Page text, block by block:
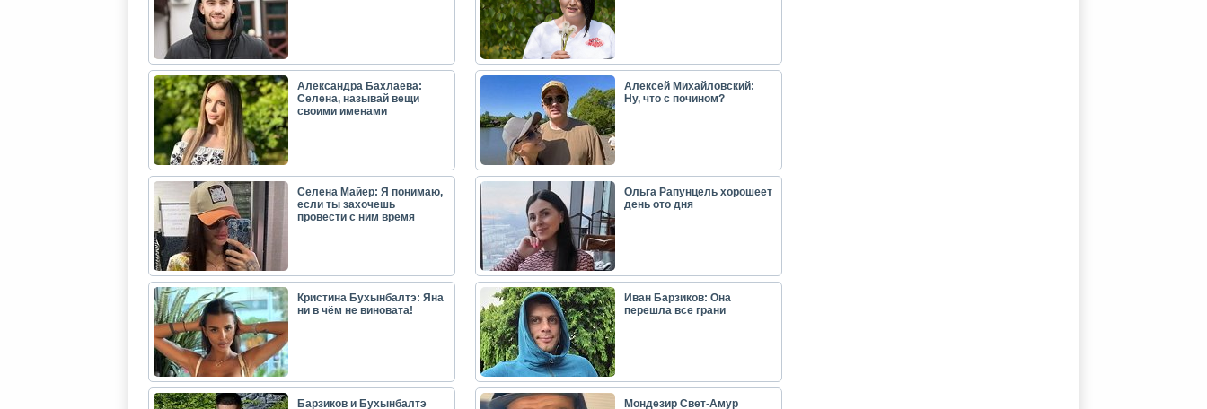
Александра Бахлаева:
Селена, называй вещи
своими именами
Алексей Михайловский:
Ну, что с почином?
Селена Майер: Я понимаю,
если ты захочешь
провести с ним время
Ольга Рапунцель хорошеет
день ото дня
Кристина Бухынбалтэ: Яна
ни в чём не виновата!
Иван Барзиков: Она
перешла все грани
Барзиков и Бухынбалтэ Мондезир Свет-Амур